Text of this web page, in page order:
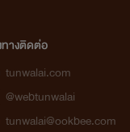
างติดต่อ
tunwalai.com
@webtunwalai
tunwalai@ookbee.com